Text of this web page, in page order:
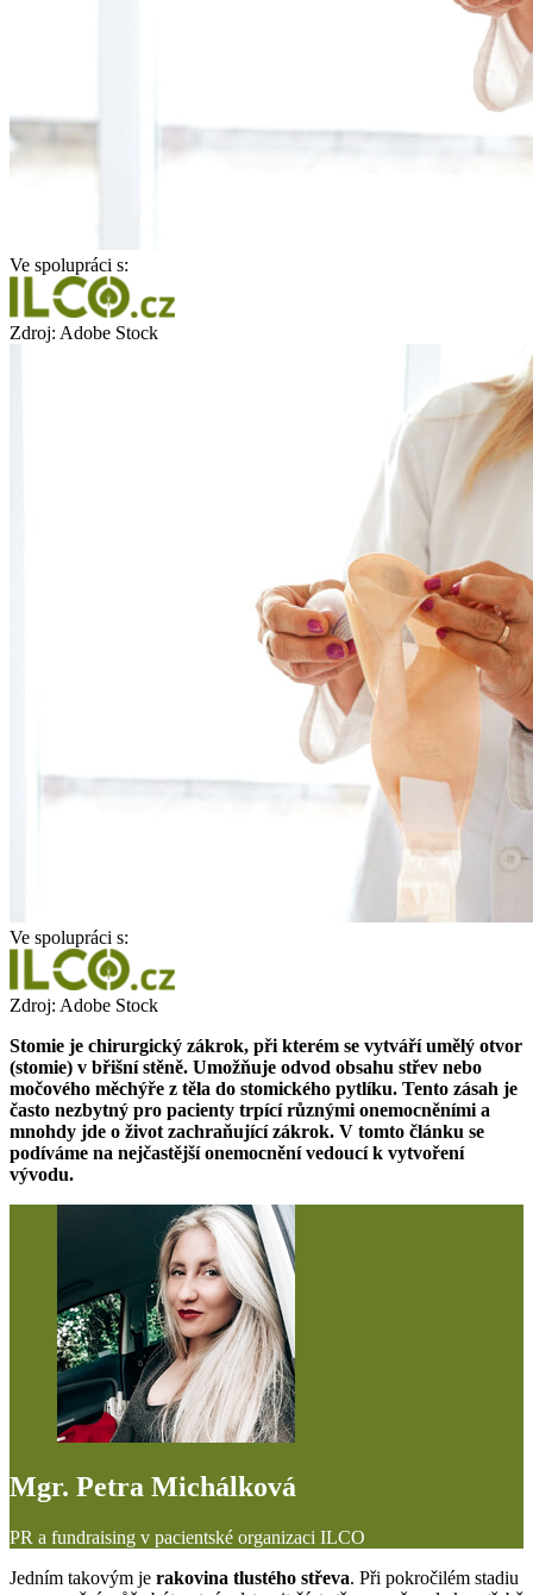
Ve spolupráci s:
Zdroj: Adobe Stock
Ve spolupráci s:
Zdroj: Adobe Stock
Stomie je chirurgický zákrok, při kterém se vytváří umělý otvor
(stomie) v břišní stěně. Umožňuje odvod obsahu střev nebo
močového měchýře z těla do stomického pytlíku. Tento zásah je
často nezbytný pro pacienty trpící různými onemocněními a
mnohdy jde o život zachraňující zákrok. V tomto článku se
podíváme na nejčastější onemocnění vedoucí k vytvoření
vývodu.
Mgr. Petra Michálková
PR a fundraising v pacientské organizaci ILCO
Jedním takovým je rakovina tlustého střeva. Při pokročilém stadiu